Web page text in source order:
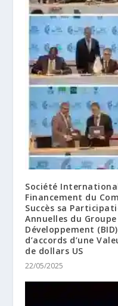
Société
Financement du
Succès sa
Annuelles du
Développement
d’accords d’une
de dollars US
22/05/2025